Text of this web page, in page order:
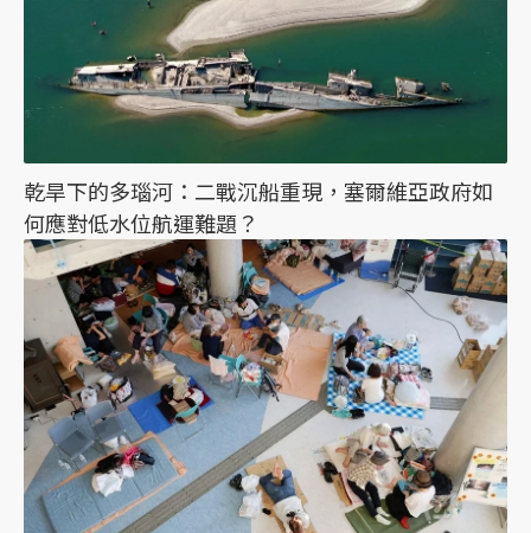
乾旱下的多瑙河：二戰沉船重現，塞爾維亞政府如
何應對低水位航運難題？